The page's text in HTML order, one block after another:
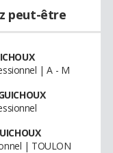
peut-être
| A - M
| TOULON